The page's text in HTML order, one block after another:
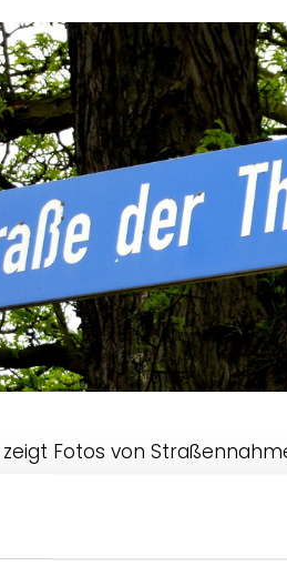
Fotos von
gelten. Sie erinnern
an bestimmte